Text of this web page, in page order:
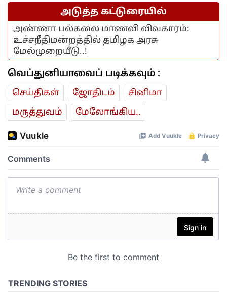
அடுத்த கட்டுரையில்
அண்ணா பல்கலை மாணவி விவகாரம்:
உச்சநீதிமன்றத்தில் தமிழக அரசு
மேல்முறையீடு..!
வெப்துனியாவைப் படிக்கவும் :
செய்திகள் ஜோ‌திட‌ம்
சினிமா
மரு‌த்துவ‌ம்
மேலோங்கிய..